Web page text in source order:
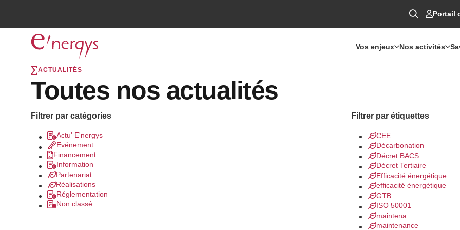
Portail
Vos enjeux Nos activités
ACTUALITÉS
Toutes nos actualités
Filtrer par catégories
Actu' E'nergys
Evénement
Financement
Information
Partenariat
Réalisations
Réglementation
Non classé
Filtrer par étiquettes
CEE
Décarbonation
Décret BACS
Décret Tertiaire
Efficacité énergétique
efficacité énergétique
GTB
ISO 50001
maintena
maintenance